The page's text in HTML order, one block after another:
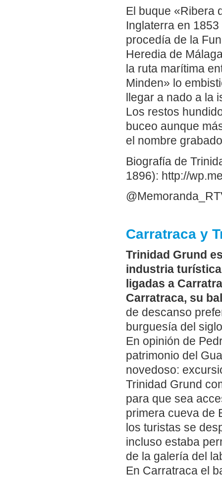
El buque «Ribera
Inglaterra en
procedía de la
Heredia de
la ruta marítima
Minden» lo
llegar a nado a la
Los restos
buceo aunque
el nombre
Biografía de
1896): http://
Carratraca y
Trinidad Grund
industria
ligadas a
Carratraca, su
de descanso
burguesía del
En opinión de
patrimonio del
novedoso:
Trinidad Grund
para que sea
primera cueva de
los turistas se
incluso estaba
de la galería del
En Carratraca el